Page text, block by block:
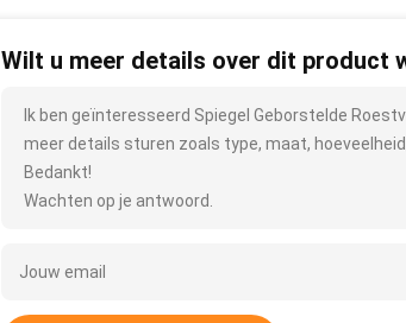
Wilt u meer details over dit product
Ik ben geïnteresseerd Spiegel Geborstelde
meer details sturen zoals type, maat,
Bedankt!
Wachten op je antwoord.